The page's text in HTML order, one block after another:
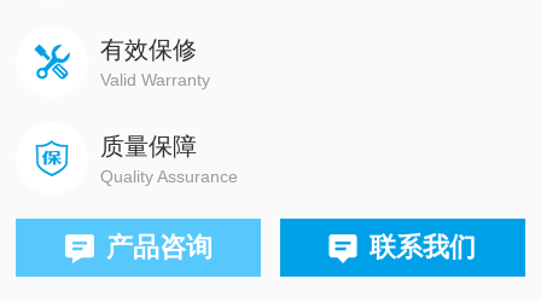
有效保修
Valid Warranty
质量保障
Quality Assurance
产品咨询 联系我们